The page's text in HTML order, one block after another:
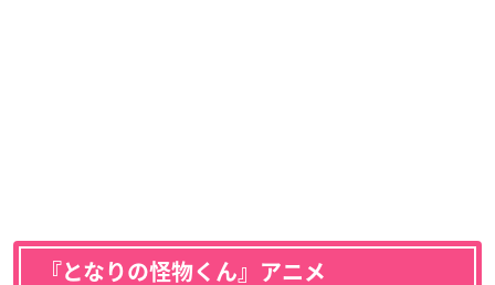
『となりの怪物くん』アニメ